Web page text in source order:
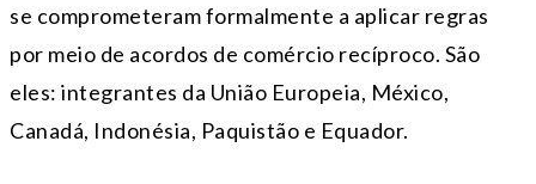
se comprometeram formalmente a aplicar regras
por meio de acordos de comércio recíproco. São
eles: integrantes da União Europeia, México,
Canadá, Indonésia, Paquistão e Equador.